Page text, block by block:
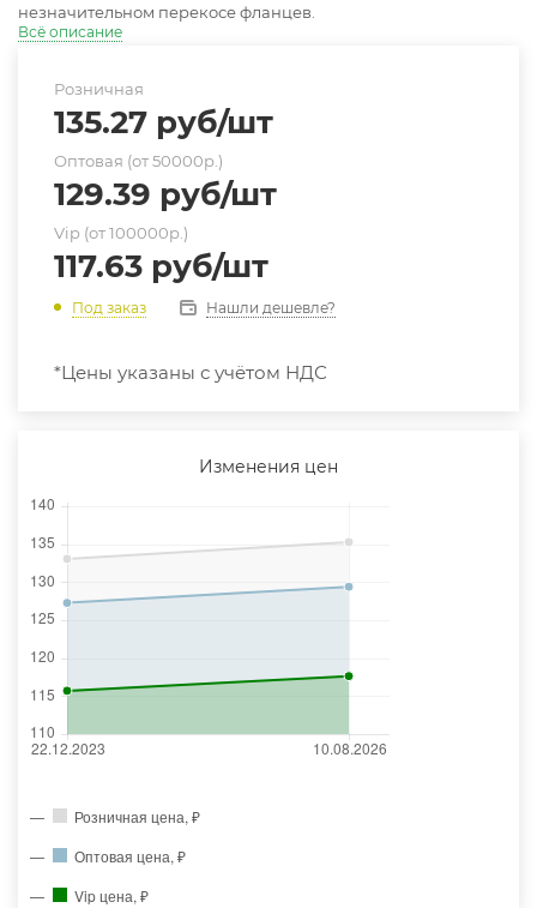
незначительном перекосе фланцев.
Всё описание
Розничная
135.27 руб/шт
Оптовая (от 50000р.)
129.39 руб/шт
Vip (от 100000р.)
117.63 руб/шт
Под заказ Нашли дешевле?
*Цены указаны с учётом НДС
Изменения цен
Розничная цена, ₽
Оптовая цена, ₽
Vip цена, ₽